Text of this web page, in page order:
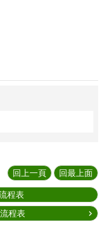
回上一頁 回最上面
程表
程表